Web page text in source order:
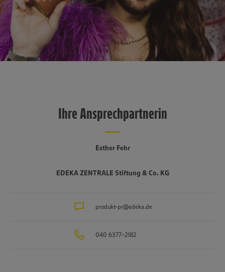
Ihre Ansprechpartnerin
Esther Fehr
EDEKA ZENTRALE Stiftung & Co. KG
produkt-pr@edeka.de
040 6377-2182